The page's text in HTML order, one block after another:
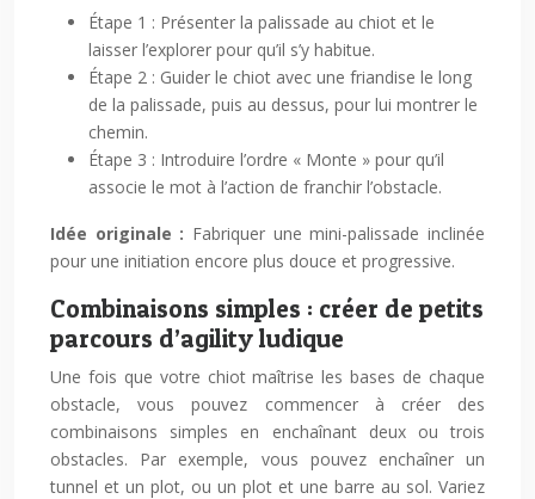
Étape 1 : Présenter la palissade au chiot et le
laisser l’explorer pour qu’il s’y habitue.
Étape 2 : Guider le chiot avec une friandise le long
de la palissade, puis au dessus, pour lui montrer le
chemin.
Étape 3 : Introduire l’ordre « Monte » pour qu’il
associe le mot à l’action de franchir l’obstacle.
Idée originale : Fabriquer une mini-palissade inclinée
pour une initiation encore plus douce et progressive.
Combinaisons simples : créer de petits
parcours d’agility ludique
Une fois que votre chiot maîtrise les bases de chaque
obstacle, vous pouvez commencer à créer des
combinaisons simples en enchaînant deux ou trois
obstacles. Par exemple, vous pouvez enchaîner un
tunnel et un plot, ou un plot et une barre au sol. Variez